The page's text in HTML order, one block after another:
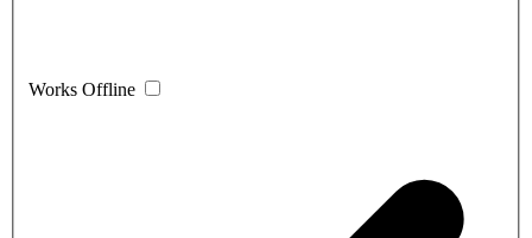
Works Offline